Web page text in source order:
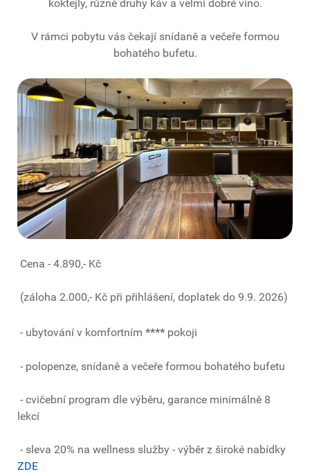
koktejly, různé druhy káv a velmi dobré víno.
V rámci pobytu vás čekají snídaně a večeře formou
bohatého bufetu.
Cena - 4.890,- Kč
(záloha 2.000,- Kč při přihlášení, doplatek do 9.9. 2026)
- ubytování v komfortním **** pokoji
- polopenze, snídaně a večeře formou bohatého bufetu
- cvičební program dle výběru, garance minimálně 8
lekcí
- sleva 20% na wellness služby - výběr z široké nabídky
ZDE